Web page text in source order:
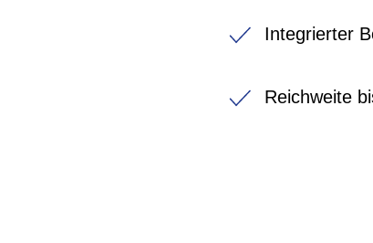
Integrierter
Reichweite